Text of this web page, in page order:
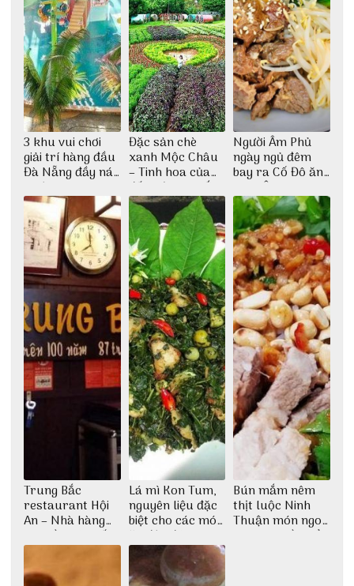
3 khu vui chơi
giải trí hàng đầu
Đà Nẵng đầy náo
nhiệt
Đặc sản chè
xanh Mộc Châu
– Tinh hoa của
đất trời Tây Bắc
Người Âm Phủ
ngày ngủ đêm
bay ra Cố Đô ăn
Cơm Âm Phủ
Huế
Trung Bắc
restaurant Hội
An – Nhà hàng
cao lầu có thiết
kế vô cùng ấn
tượng giữa lòng
phố Hội
Lá mì Kon Tum,
nguyên liệu đặc
biệt cho các món
ăn độc đáo
Bún mắm nêm
thịt luộc Ninh
Thuận món ngon
dân dã miền biển